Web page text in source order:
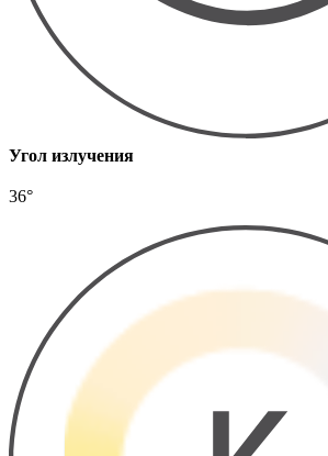
Угол излучения
36°